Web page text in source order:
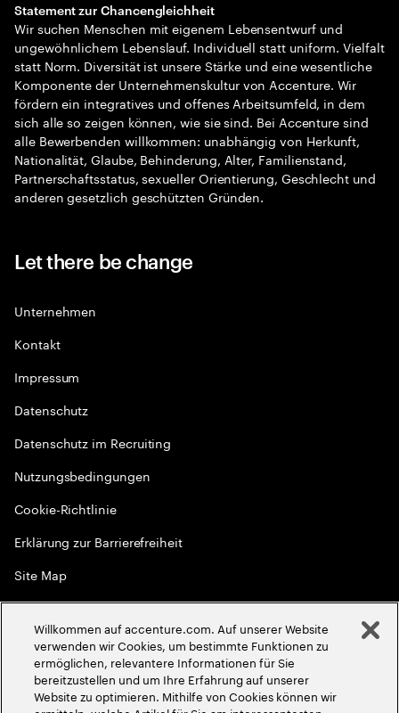
Statement zur Chancengleichheit
Wir suchen Menschen mit eigenem Lebensentwurf und
ungewöhnlichem Lebenslauf. Individuell statt uniform. Vielfalt
statt Norm. Diversität ist unsere Stärke und eine wesentliche
Komponente der Unternehmenskultur von Accenture. Wir
fördern ein integratives und offenes Arbeitsumfeld, in dem
sich alle so zeigen können, wie sie sind. Bei Accenture sind
alle Bewerbenden willkommen: unabhängig von Herkunft,
Nationalität, Glaube, Behinderung, Alter, Familienstand,
Partnerschaftsstatus, sexueller Orientierung, Geschlecht und
anderen gesetzlich geschützten Gründen.
Let there be change
Unternehmen
Kontakt
Impressum
Datenschutz
Datenschutz im Recruiting
Nutzungsbedingungen
Cookie-Richtlinie
Erklärung zur Barrierefreiheit
Site Map
Globale Meritokratie
2026Accenture. Alle Rechte vorbehalten
Willkommen auf accenture.com. Auf unserer Website
verwenden wir Cookies, um bestimmte Funktionen zu
ermöglichen, relevantere Informationen für Sie
bereitzustellen und um Ihre Erfahrung auf unserer
Website zu optimieren. Mithilfe von Cookies können wir